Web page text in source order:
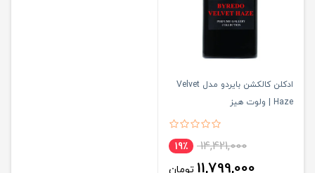
ادکلن کالکشن بایردو مدل Velvet
Haze | ولوت هیز
14,421,000 19٪
11,799,000 تومان